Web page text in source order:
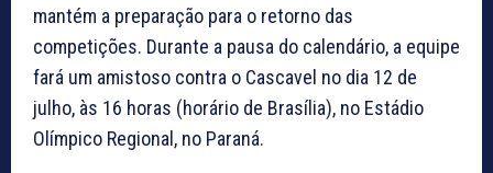
mantém a preparação para o retorno das
competições. Durante a pausa do calendário, a equipe
fará um amistoso contra o Cascavel no dia 12 de
julho, às 16 horas (horário de Brasília), no Estádio
Olímpico Regional, no Paraná.